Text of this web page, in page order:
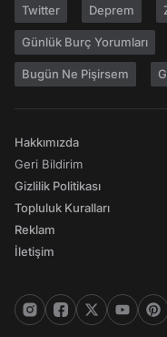
Twitter Deprem
Günlük Burç Yorumları
Bugün Ne Pişirsem
Hakkımızda
Geri Bildirim
Gizlilik Politikası
Topluluk Kuralları
Reklam
İletişim